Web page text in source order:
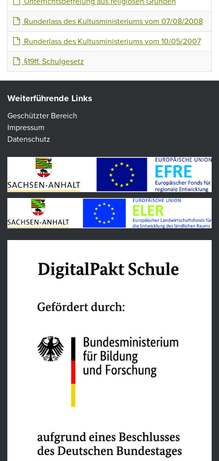
Runderlass des Kultusministeriums vom 07/08/2008
Runderlass des Kultusministeriums vom 10/05/2007
§19ff. Schulgesetz
Weiterführende Links
Geschützter Bereich
Impressum
Datenschutz